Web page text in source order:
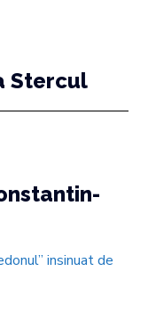
Stercul
insinuat de